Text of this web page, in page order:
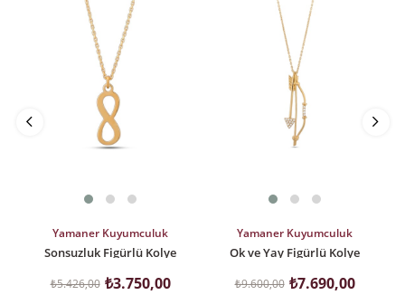
SEPETE EKLE
Yamaner Kuyumculuk
Sonsuzluk Figürlü Kolye
₺3.750,00
₺5.426,00
SEPETE EKLE
Yamaner Kuyumculuk
Ok ve Yay Figürlü Kolye
₺7.690,00
₺9.600,00